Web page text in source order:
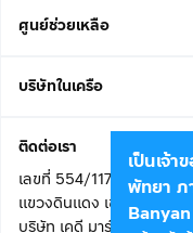
ศูนย์ช่วยเหลือ
บริษัทในเครือ
ติดต่อเรา
เลขที่ 554/117 อาคารสก
แขวงดินแดง เขตดินแดง
บริษัท เคดี มาร์เก็ตเพลส จ
เป็นเจ้า
พัทยา ภ